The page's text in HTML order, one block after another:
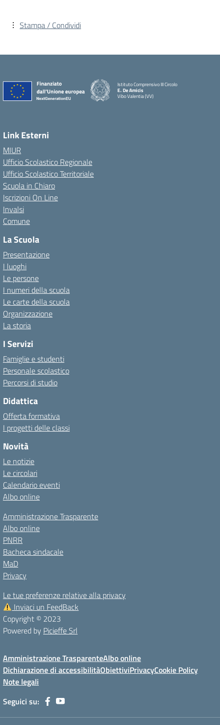
Stampa / Condividi
Istituto Comprensivo III Circolo
E. De Amicis
Vibo Valentia (VV)
Link Esterni
MIUR
Ufficio Scolastico Regionale
Ufficio Scolastico Territoriale
Scuola in Chiaro
Iscrizioni On Line
Invalsi
Comune
La Scuola
Presentazione
I luoghi
Le persone
I numeri della scuola
Le carte della scuola
Organizzazione
La storia
I Servizi
Famiglie e studenti
Personale scolastico
Percorsi di studio
Didattica
Offerta formativa
I progetti delle classi
Novità
Le notizie
Le circolari
Calendario eventi
Albo online
Amministrazione Trasparente
Albo online
PNRR
Bacheca sindacale
MaD
Privacy
Le tue preferenze relative alla privacy
Inviaci un FeedBack
Copyright © 2023
Powered by Picieffe Srl
Amministrazione TrasparenteAlbo online
Dichiarazione di accessibilitàObiettiviPrivacyCookie Policy
Note legali
Seguici su: